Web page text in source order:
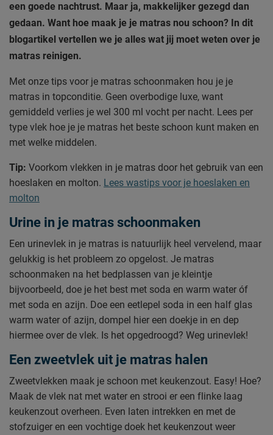
een goede nachtrust. Maar ja, makkelijker gezegd dan
gedaan. Want hoe maak je je matras nou schoon? In dit
blogartikel vertellen we je alles wat jij moet weten over je
matras reinigen.
Met onze tips voor je matras schoonmaken hou je je
matras in topconditie. Geen overbodige luxe, want
gemiddeld verlies je wel 300 ml vocht per nacht. Lees per
type vlek hoe je je matras het beste schoon kunt maken en
met welke middelen.
Tip: Voorkom vlekken in je matras door het gebruik van een
hoeslaken en molton. Lees wastips voor je hoeslaken en
molton
Urine in je matras schoonmaken
Een urinevlek in je matras is natuurlijk heel vervelend, maar
gelukkig is het probleem zo opgelost. Je matras
schoonmaken na het bedplassen van je kleintje
bijvoorbeeld, doe je het best met soda en warm water óf
met soda en azijn. Doe een eetlepel soda in een half glas
warm water of azijn, dompel hier een doekje in en dep
hiermee over de vlek. Is het opgedroogd? Weg urinevlek!
Een zweetvlek uit je matras halen
Zweetvlekken maak je schoon met keukenzout. Easy! Hoe?
Maak de vlek nat met water en strooi er een flinke laag
keukenzout overheen. Even laten intrekken en met de
stofzuiger en een vochtige doek het keukenzout weer